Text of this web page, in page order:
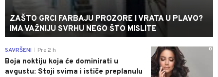
ZAŠTO GRCI FARBAJU PROZORE I VRATA U PLAVO?
IMA VAŽNIJU SVRHU NEGO ŠTO MISLITE
0
SAVRŠENI Pre 2 h
Boja noktiju koja će dominirati u
avgustu: Stoji svima i ističe preplanulu